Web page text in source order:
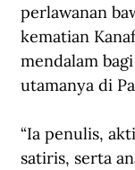
perlawanan
kematian
mendalam
utamanya di
“Ia penulis,
satiris, serta